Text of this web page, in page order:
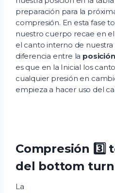
preparación para la
compresión. En esta fase
nuestro cuerpo recae en
el canto interno de nuestra
diferencia entre la
es que en la Inicial los
cualquier presión en
empieza a hacer uso del
Compresión 3️⃣
del bottom turn
La